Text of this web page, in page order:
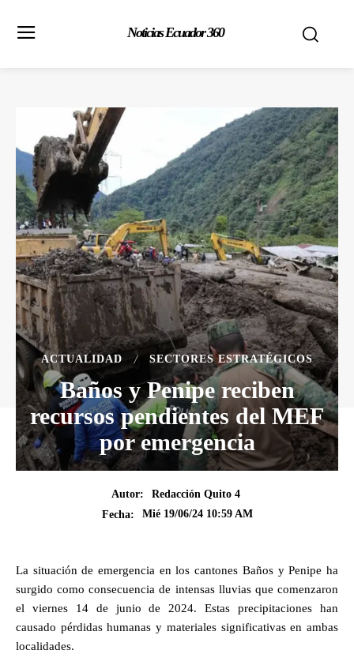
Noticias Ecuador 360
ACTUALIDAD SECTORES ESTRATÉGICOS
Baños y Penipe reciben
recursos pendientes del MEF
por emergencia
Autor:
Redacción Quito 4
Fecha:
Mié 19/06/24 10:59 AM
La situación de emergencia en los cantones Baños y Penipe ha
surgido como consecuencia de intensas lluvias que comenzaron
el viernes 14 de junio de 2024. Estas precipitaciones han
causado pérdidas humanas y materiales significativas en ambas
localidades.